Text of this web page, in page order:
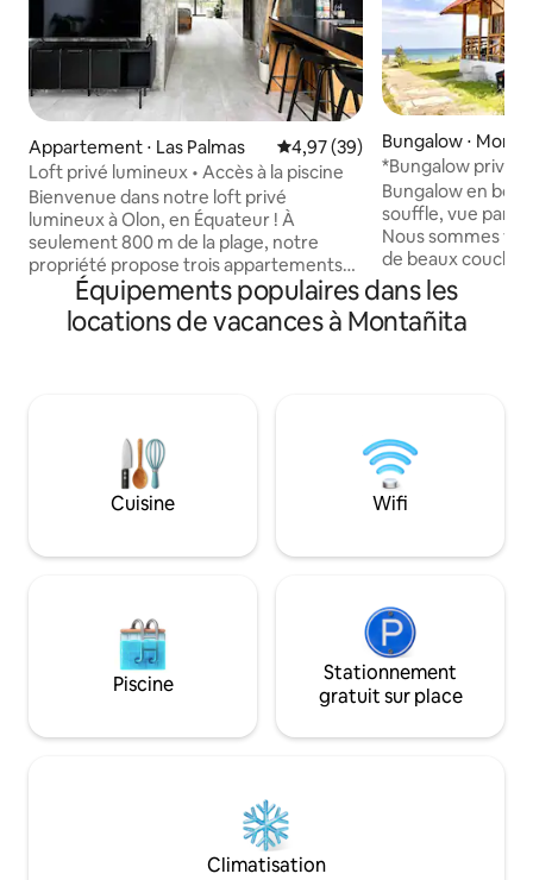
Appartement ⋅ Las Palmas Évaluation moyenne sur la
4,97 (39)
Loft privé lumineux • Accès à la piscine
Bienvenue dans notre loft privé
lumineux à Olon, en Équateur ! À
seulement 800 m de la plage, notre
propriété propose trois appartements
privés avec salles de bains privées et
cuisines entièrement équipées. Profitez
de la piscine partagée et détendez-vous
gratuit. Restez à l'aise avec la
climatisation, le Wi-Fi et l'arrivée
autonome. Explorez les plages à
proximité et immergez-vous dans le
Réservez votre séjour dès aujourd'hui !
Bungalow ⋅
*Bungalow privé
Bungalow en
souffle, vue
Nous sommes
de beaux
balcon !
Wi-Fi RAPIDE.
numériques.
vous attrapez les
ville. La rue
avec des bars et
seulement
sommeil.
Équipements populaires dans les
locations de vacances à Montañita
Cuisine Wifi
Piscine
Stationnement
gratuit sur place
Climatisation